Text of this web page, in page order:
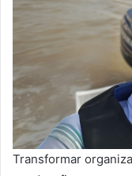
Transformar